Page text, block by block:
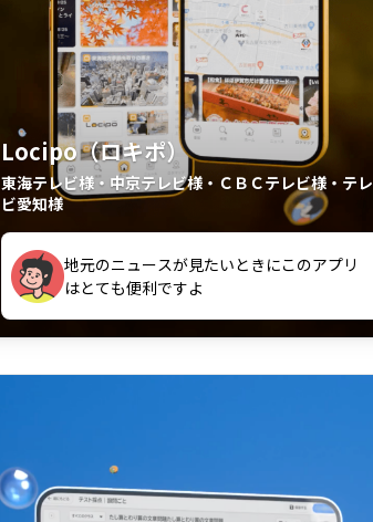
Locipo（ロキポ）
東海テレビ様・中京テレビ様・ＣＢＣテレビ様・テレ
ビ愛知様
中京テレビのおもしろ番組が視聴可能地域
外からも見れるの嬉しいポイント
いつも利用させていただいております！